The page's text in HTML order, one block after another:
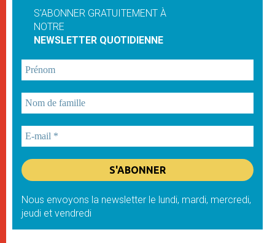
S'ABONNER GRATUITEMENT À
NOTRE
NEWSLETTER QUOTIDIENNE
Nous envoyons la newsletter le lundi, mardi, mercredi,
jeudi et vendredi